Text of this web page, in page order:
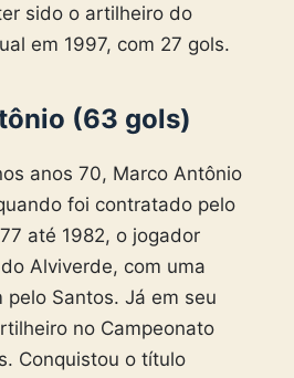
sido o artilheiro do
em 1997, com 27 gols.
(63 gols)
anos 70, Marco Antônio
foi contratado pelo
até 1982, o jogador
Alviverde, com uma
pelo Santos. Já em seu
no Campeonato
Conquistou o título